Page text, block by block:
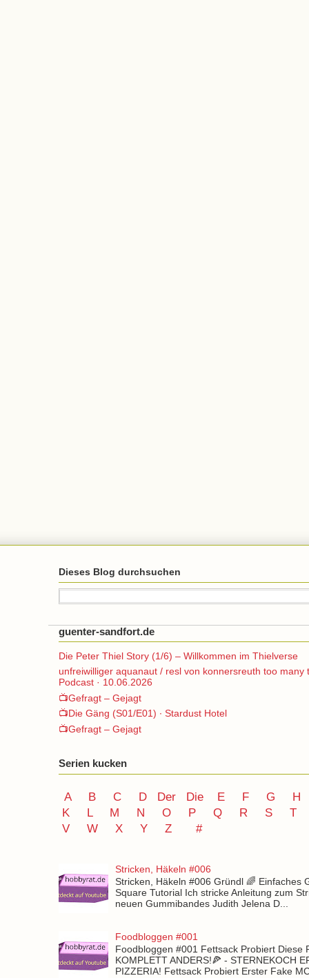
Dieses Blog durchsuchen
guenter-sandfort.de
Die Peter Thiel Story (1/6) – Willkommen im Thielverse
unfreiwilliger aquanaut / resl von konnersreuth too many
Podcast · 10.06.2026
📺Gefragt – Gejagt
📺Die Gäng (S01/E01) ∙ Stardust Hotel
📺Gefragt – Gejagt
Serien kucken
A B C D Der Die E F G
H
K
L M N O P Q R S
T
V
W X Y Z #
Stricken, Häkeln #006
Stricken, Häkeln #006 Gründl 🌈 Einfaches
Square Tutorial Ich stricke Anleitung zum
neuen Gummibandes Judith Jelena D...
Foodbloggen #001
Foodbloggen #001 Fettsack Probiert Diese
KOMPLETT ANDERS!🍕 - STERNEKOCH
PIZZERIA! Fettsack Probiert Erster Fake